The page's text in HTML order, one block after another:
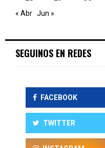
« Abr Jun »
SEGUINOS EN REDES
FACEBOOK
TWITTER